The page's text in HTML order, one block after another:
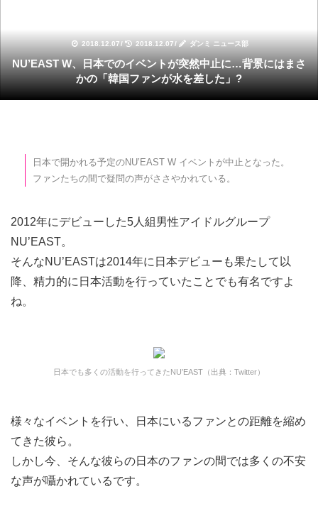
2018.12.07/ 2018.12.07/ ダンミ ニュース部
NU’EAST W、日本でのイベントが突然中止に…背景にはまさ
かの「韓国ファンが水を差した」?
日本で開かれる予定のNU’EAST W イベントが中止となった。
ファンたちの間で疑問の声がささやかれている。
2012年にデビューした5人組男性アイドルグループ
NU’EAST。
そんなNU’EASTは2014年に日本デビューも果たして以
降、精力的に日本活動を行っていたことでも有名ですよ
ね。
日本でも多くの活動を行ってきたNU’EAST（出典：Twitter）
様々なイベントを行い、日本にいるファンとの距離を縮め
てきた彼ら。
しかし今、そんな彼らの日本のファンの間では多くの不安
な声が囁かれているです。